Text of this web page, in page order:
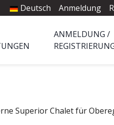
Deutsch Anmeldung
ANMELDUNG /
Superior Chalet für